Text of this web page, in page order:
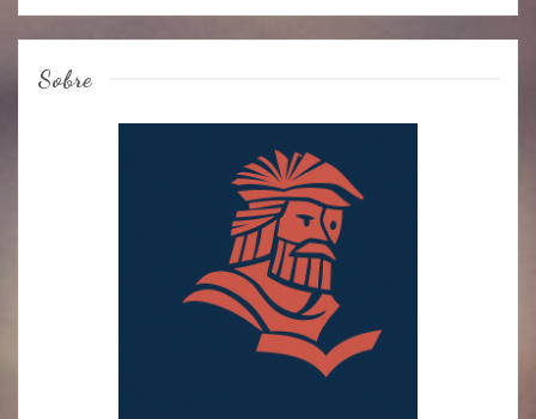
Sobre